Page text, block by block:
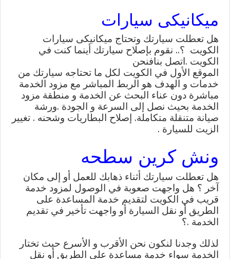
ميكانيكى سيارات
هل تعطلت سيارتك وتحتاج ميكانيكى سيارات
الكويت ؟.. نقوم بإصلاح سيارتك أينما كنت في
الكويت .اتصل بنافنحن
الموقع الأول في الكويت لكل ما تحتاجه سيارتك من
خدمات و الهدف هو الربط المباشر مع مزود الخدمة
مباشرة دون عناء البحث عن الخدمة و منطقة مزود
الخدمة بحيث نصل إلى السرعة و الجودة .ورشة
صيانة متنقلة متكاملة. إصلاح البطاريات وشحنه . تغيير
الزيت للسيارة .
ونش كرين سطحه
هل تعطلت سيارتك أثناء ذهابك للعمل أو إلى مكان
آخر ؟ هل واجهت صعوبة في الوصول لمزود خدمة
قريب في الكويت لتقديم خدمة المساعدة على
الطريق أو نقل السيارة أو واجهت تأخير في تقديم
الخدمة .؟
لذلك وجدنا لنكون نحن الأقرب و الأسرع حيث تختار
الخدمة سواء خدمة مساعدة على الطريق أو نقل